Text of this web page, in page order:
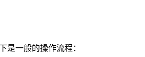
是一般的操作流程：